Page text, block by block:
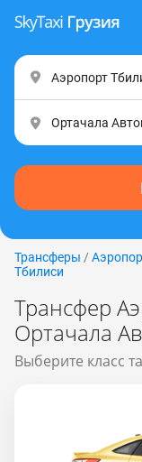
Трансферы /
Тбилиси
Трансфер
Ортачала
Выберите класс